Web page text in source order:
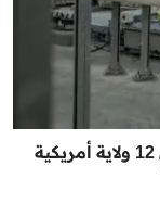
هجمات سيبرانية تضرب أنظمة المياه في 12 ولاية أمريكية